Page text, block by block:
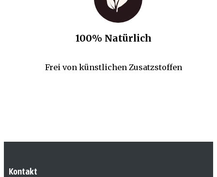
100% Natürlich
Frei von künstlichen Zusatzstoffen
Kontakt